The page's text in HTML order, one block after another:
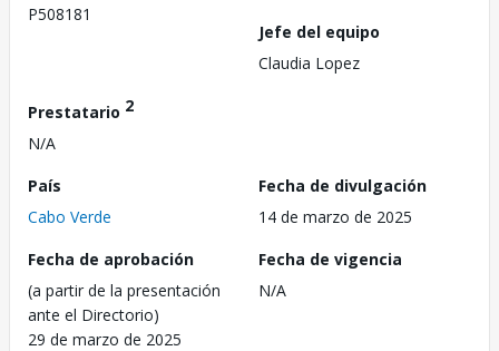
P508181
Jefe del equipo
Claudia Lopez
Prestatario 2
N/A
País
Cabo Verde
Fecha de divulgación
14 de marzo de 2025
Fecha de aprobación
(a partir de la presentación
ante el Directorio)
29 de marzo de 2025
Fecha de vigencia
N/A